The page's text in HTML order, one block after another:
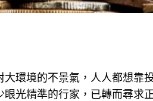
環境的不景氣，人人都想靠
光精準的行家，已轉而尋求